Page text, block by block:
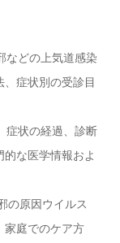
などの上気道感染
症状別の受診目
症状の経過、診断
な医学情報およ
の原因ウイルス
家庭でのケア方